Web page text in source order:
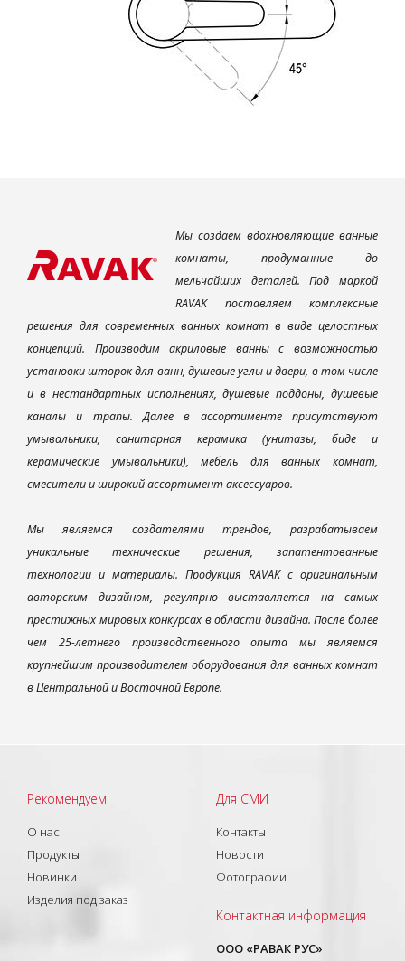
Мы создаем вдохновляющие ванные
комнаты, продуманные до
мельчайших деталей. Под маркой
RAVAK поставляем комплексные
решения для современных ванных комнат в виде целостных
концепций. Производим акриловые ванны с возможностью
установки шторок для ванн, душевые углы и двери, в том числе
и в нестандартных исполнениях, душевые поддоны, душевые
каналы и трапы. Далее в ассортименте присутствуют
умывальники, санитарная керамика (унитазы, биде и
керамические умывальники), мебель для ванных комнат,
смесители и широкий ассортимент аксессуаров.
Мы являемся создателями трендов, разрабатываем
уникальные технические решения, запатентованные
технологии и материалы. Продукция RAVAK с оригинальным
авторским дизайном, регулярно выставляется на самых
престижных мировых конкурсах в области дизайна. После более
чем 25-летнего производственного опыта мы являемся
крупнейшим производителем оборудования для ванных комнат
в Центральной и Восточной Европе.
Рекомендуем
О нас
Продукты
Новинки
Изделия под заказ
Для СМИ
Контакты
Новости
Фотографии
Контактная информация
ООО «РАВАК РУС»